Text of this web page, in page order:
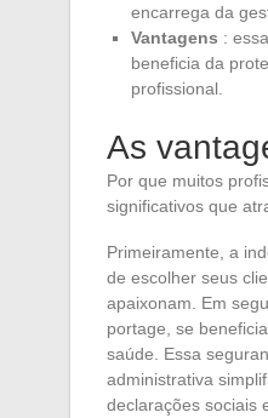
encarrega da
Vantagens :
beneficia da
profissional.
As
Por que muitos
significativos que
Primeiramente, a
de escolher seus
apaixonam. Em
portage, se
saúde. Essa
administrativa
declarações sociais